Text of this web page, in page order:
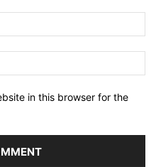
in this browser for the